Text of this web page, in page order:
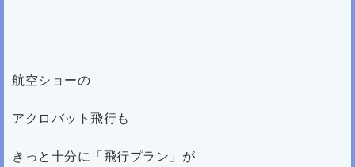
航空ショーの
アクロバット飛行も
きっと十分に「飛行プラン」が